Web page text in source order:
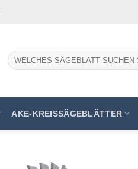
Suchen
nach:
AKE-KREISSÄGEBLÄTTER